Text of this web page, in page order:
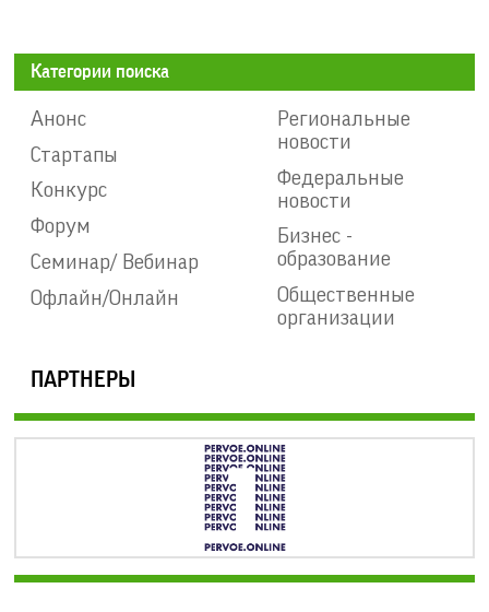
Категории поиска
Анонс
Стартапы
Конкурс
Форум
Семинар/ Вебинар
Офлайн/Онлайн
Региональные
новости
Федеральные
новости
Бизнес -
образование
Общественные
организации
ПАРТНЕРЫ